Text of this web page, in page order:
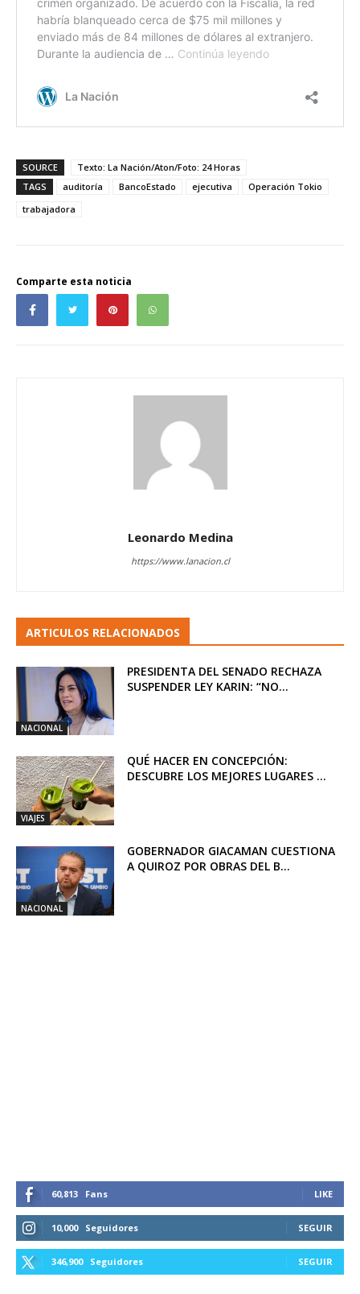
SOURCE
Texto: La Nación/Aton/Foto: 24 Horas
TAGS
auditoría BancoEstado ejecutiva
Operación Tokio
trabajadora
Comparte esta noticia
Leonardo Medina
https://www.lanacion.cl
ARTICULOS RELACIONADOS
NACIONAL
PRESIDENTA DEL SENADO RECHAZA
SUSPENDER LEY KARIN: “NO...
VIAJES
QUÉ HACER EN CONCEPCIÓN:
DESCUBRE LOS MEJORES LUGARES ...
NACIONAL
GOBERNADOR GIACAMAN CUESTIONA
A QUIROZ POR OBRAS DEL B...
60,813 Fans LIKE
10,000 Seguidores SEGUIR
346,900 Seguidores SEGUIR